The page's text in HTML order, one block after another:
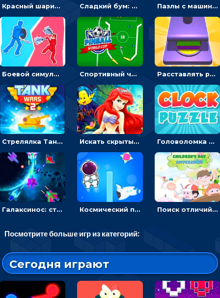
Красный шарик-герой в бегах: прыгать, чтобы избегать препятствий Сладкий бум: тапнуть, чтобы взорвать желейки - головоломка Пазлы с машинами Форд: собирать картинки и открывать новые
Боевой симулятор 3D: повтори позу рыцаря и победи врага Спортивный чемпионат по пейнтболу: ударять по ракеткам, чтобы забивать футбольный мяч в ворота Расставлять резиновые кубики, чтобы делать поп-ит - гиперказуальные
Стрелялка Танковые войны: бить по танку врага, чтобы уничтожить зло Искать скрытый алфавит на картинках с мультяшными героями - головоломка для детей Головоломка с часами для детей: читать время по циферблату
Галаксинос: стрелялка в космосе по врагам Космический побег: двигать космонавта, чтобы попасть к кораблю Поиск отличий на картинках с детьми - головоломка
Посмотрите больше игр из категорий:
Сегодня играют